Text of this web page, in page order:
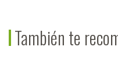
También te